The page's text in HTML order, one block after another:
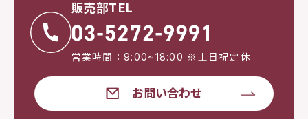
販売部TEL
営業時間：9:00~18:00 ※土日祝定休
お問い合わせ